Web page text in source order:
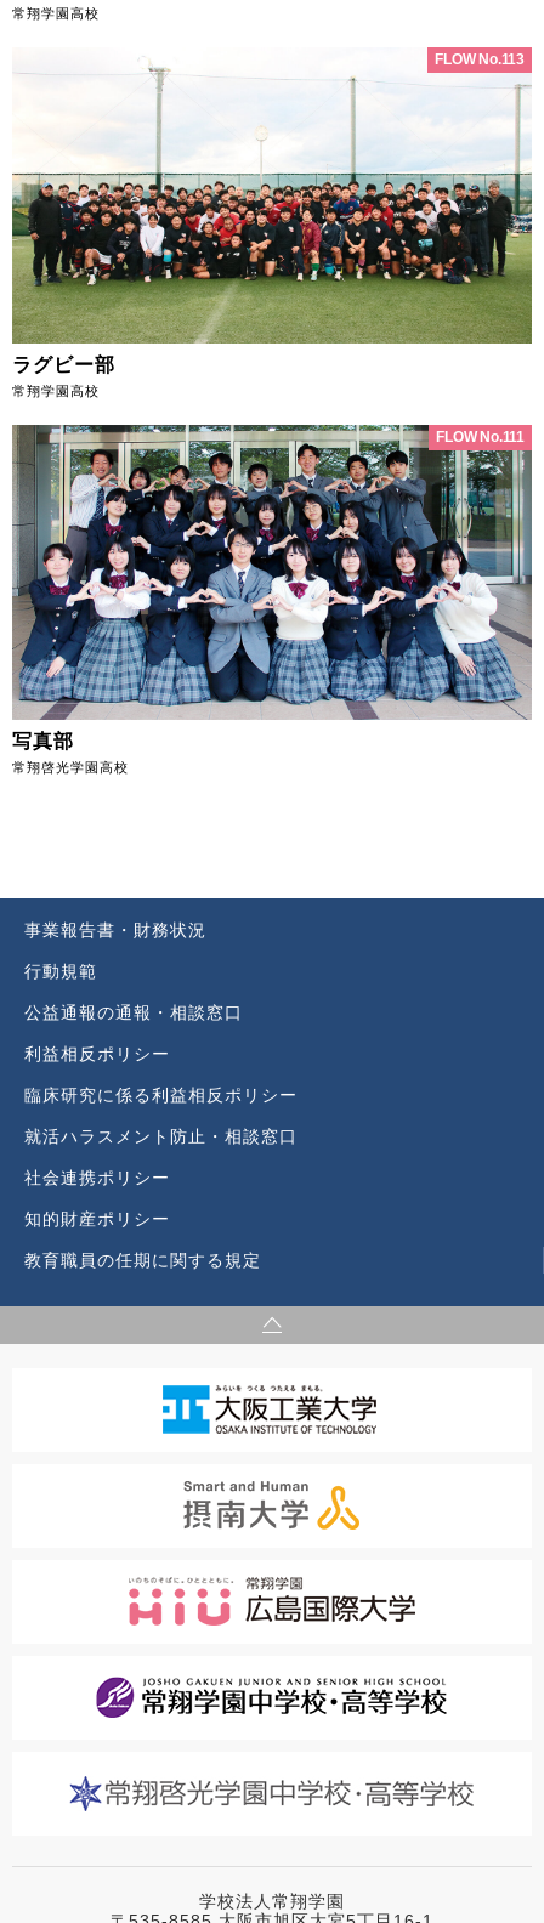
常翔学園高校
FLOW No.113
ラグビー部
常翔学園高校
FLOW No.111
写真部
常翔啓光学園高校
事業報告書・財務状況
行動規範
公益通報の通報・相談窓口
利益相反ポリシー
臨床研究に係る利益相反ポリシー
就活ハラスメント防止・相談窓口
社会連携ポリシー
知的財産ポリシー
教育職員の任期に関する規定
学校法人常翔学園